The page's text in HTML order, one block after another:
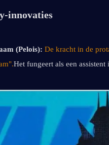
innovaties
(Pelois): De kracht in de
Het fungeert als een